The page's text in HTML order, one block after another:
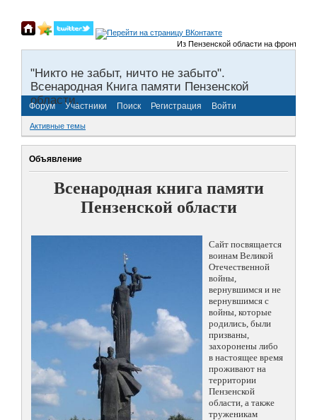
Из Пензенской области на фронты
"Никто не забыт, ничто не забыто".
Всенародная Книга памяти Пензенской
области.
Форум Участники Поиск Регистрация Войти
Активные темы
Объявление
Всенародная книга памяти
Пензенской области
Сайт посвящается
воинам Великой
Отечественной
войны,
вернувшимся и не
вернувшимся с
войны, которые
родились, были
призваны,
захоронены либо
в настоящее время
проживают на
территории
Пензенской
области, а также
труженикам